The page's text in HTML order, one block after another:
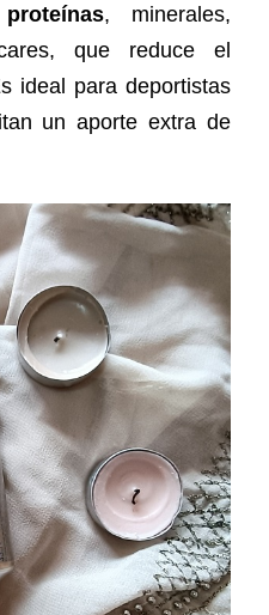
, minerales,
que reduce el
ideal para deportistas
un aporte extra de